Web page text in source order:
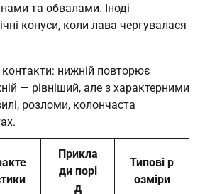
та обвалами. Іноді
конуси, коли лава чергувалася
нижній повторює
— рівніший, але з характерними
розломи, колончаста
Прикла
ди порі
д
Типові р
озміри